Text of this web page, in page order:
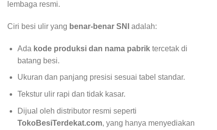
lembaga resmi.
Ciri besi ulir yang benar-benar SNI adalah:
Ada kode produksi dan nama pabriktercetak di
batang besi.
Ukuran dan panjang presisi sesuai tabel standar.
Tekstur ulir rapi dan tidak kasar.
Dijual oleh distributor resmi seperti
TokoBesiTerdekat.com, yang hanya menyediakan